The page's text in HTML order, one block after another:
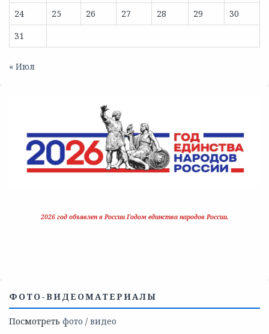
24 25 26 27 28 29
30
31
« Июл
2026 год объявлен в России Годом единства народов России.
ФОТО-ВИДЕОМАТЕРИАЛЫ
Посмотреть фото / видео